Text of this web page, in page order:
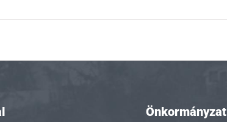
Önkormányzat